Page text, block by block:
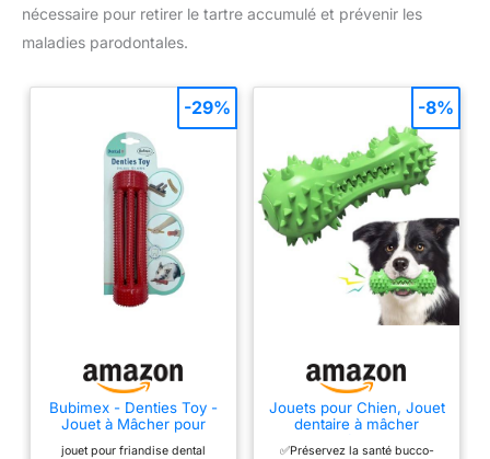
nécessaire pour retirer le tartre accumulé et prévenir les
maladies parodontales.
Bubimex - Denties Toy -
Jouet à Mâcher pour
jouet pour friandise dental
-29%
Jouets pour Chien, Jouet
dentaire à mâcher
✅Préservez la santé bucco-
-8%